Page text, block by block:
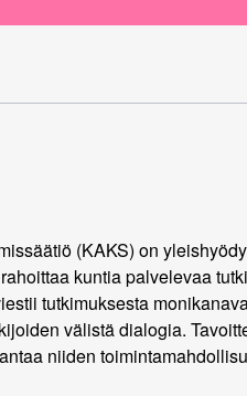
(KAKS) on
kuntia palvelevaa
tutkimuksesta
välistä dialogia.
niiden